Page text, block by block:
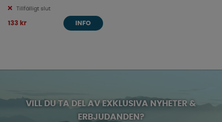
Tillfälligt slut
133 kr INFO
VILL DU TA DEL AV EXKLUSIVA NYHETER &
ERBJUDANDEN?